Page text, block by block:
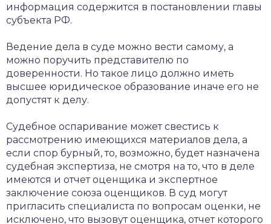
информация содержится в постановлении главы
субъекта РФ.
Ведение дела в суде можно вести самому, а
можно поручить представителю по
доверенности. Но такое лицо должно иметь
высшее юридическое образование иначе его не
допустят к делу.
Судебное оспаривание может свестись к
рассмотрению имеющихся материалов дела, а
если спор бурный, то, возможно, будет назначена
судебная экспертиза, не смотря на то, что в деле
имеются и отчет оценщика и экспертное
заключение союза оценщиков. В суд могут
пригласить специалиста по вопросам оценки, не
исключено, что вызовут оценщика, отчет которого